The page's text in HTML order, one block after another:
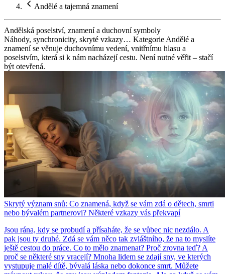
Andělé a tajemná znamení
Andělská poselství, znamení a duchovní symboly
Náhody, synchronicity, skryté vzkazy… Kategorie Andělé a
znamení se věnuje duchovnímu vedení, vnitřnímu hlasu a
poselstvím, která si k nám nacházejí cestu. Není nutné věřit – stačí
být otevřená.
Skrytý význam snů: Co znamená, když se vám zdá o dětech, smrti
nebo bývalém partnerovi? Některé vzkazy vás překvapí
Jsou rána, kdy se probudí a přísaháte, že se vůbec nic nezdálo. A
pak jsou ty druhé. Zdá se vám něco tak zvláštního, že na to myslíte
ještě cestou do práce. Co to mělo znamenat? Proč zrovna teď? A
proč se některé sny vracejí? Mnoha lidem se zdají sny, ve kterých
vystupuje malé dítě, bývalá láska nebo dokonce smrt. Můžete